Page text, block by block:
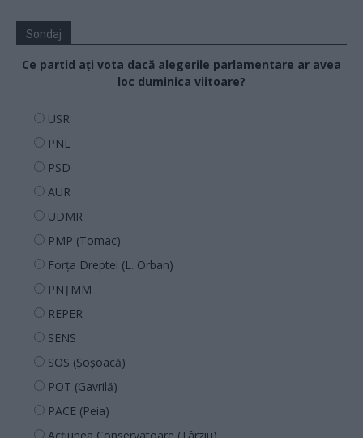
Sondaj
Ce partid ați vota dacă alegerile parlamentare ar avea
loc duminica viitoare?
USR
PNL
PSD
AUR
UDMR
PMP (Tomac)
Forța Dreptei (L. Orban)
PNȚMM
REPER
SENS
SOS (Șoșoacă)
POT (Gavrilă)
PACE (Peia)